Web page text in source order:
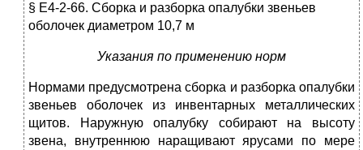
§ Е4-2-66. Сборка и разборка опалубки звеньев
оболочек диаметром 10,7 м
Указания по применению норм
Нормами предусмотрена сборка и разборка опалубки
звеньев оболочек
из инвентарных металлических
щитов. Наружную опалубку собирают на высоту
звена, внутреннюю наращивают ярусами по мере